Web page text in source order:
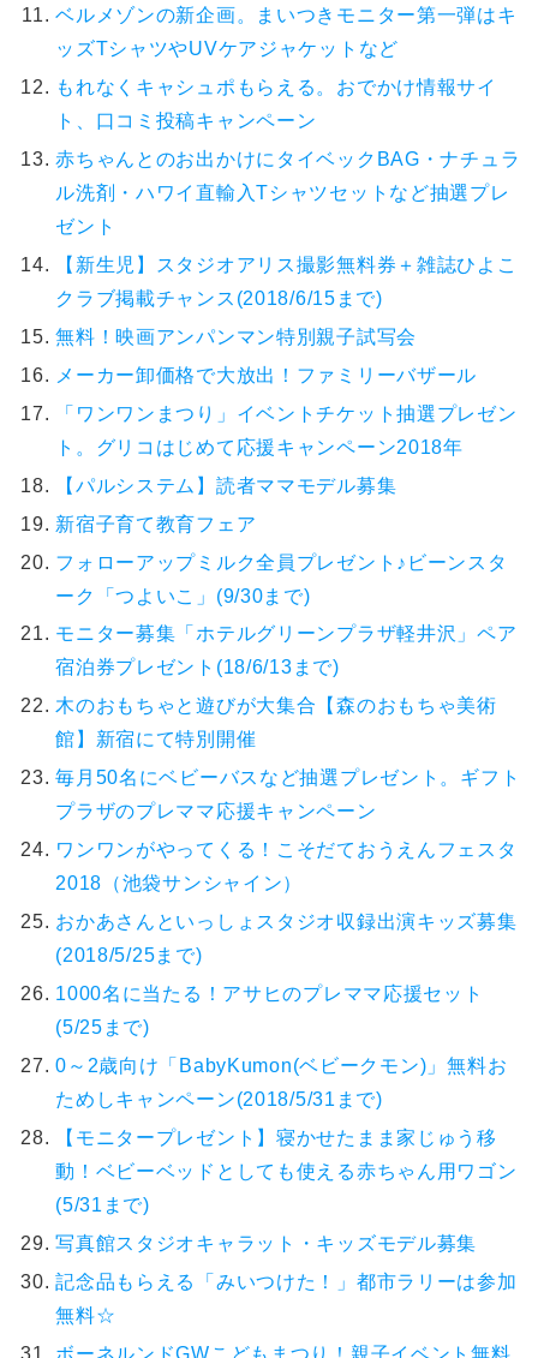
ベルメゾンの新企画。まいつきモニター第一弾はキ
ッズTシャツやUVケアジャケットなど
もれなくキャシュポもらえる。おでかけ情報サイ
ト、口コミ投稿キャンペーン
赤ちゃんとのお出かけにタイベックBAG・ナチュラ
ル洗剤・ハワイ直輸入Tシャツセットなど抽選プレ
ゼント
【新生児】スタジオアリス撮影無料券＋雑誌ひよこ
クラブ掲載チャンス(2018/6/15まで)
無料！映画アンパンマン特別親子試写会
メーカー卸価格で大放出！ファミリーバザール
「ワンワンまつり」イベントチケット抽選プレゼン
ト。グリコはじめて応援キャンペーン2018年
【パルシステム】読者ママモデル募集
新宿子育て教育フェア
フォローアップミルク全員プレゼント♪ビーンスタ
ーク「つよいこ」(9/30まで)
モニター募集「ホテルグリーンプラザ軽井沢」ペア
宿泊券プレゼント(18/6/13まで)
木のおもちゃと遊びが大集合【森のおもちゃ美術
館】新宿にて特別開催
毎月50名にベビーバスなど抽選プレゼント。ギフト
プラザのプレママ応援キャンペーン
ワンワンがやってくる！こそだておうえんフェスタ
2018（池袋サンシャイン）
おかあさんといっしょスタジオ収録出演キッズ募集
(2018/5/25まで)
1000名に当たる！アサヒのプレママ応援セット
(5/25まで)
0～2歳向け「BabyKumon(ベビークモン)」無料お
ためしキャンペーン(2018/5/31まで)
【モニタープレゼント】寝かせたまま家じゅう移
動！ベビーベッドとしても使える赤ちゃん用ワゴン
(5/31まで)
写真館スタジオキャラット・キッズモデル募集
記念品もらえる「みいつけた！」都市ラリーは参加
無料☆
ボーネルンドGWこどもまつり！親子イベント無料